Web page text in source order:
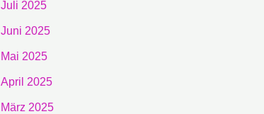
Juli 2025
Juni 2025
Mai 2025
April 2025
März 2025